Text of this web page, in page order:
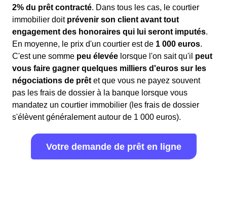
2% du prêt contracté. Dans tous les cas, le courtier
immobilier doit prévenir son client avant tout
engagement des honoraires qui lui seront imputés.
En moyenne, le prix d'un courtier est de 1 000 euros.
C'est une somme peu élevée lorsque l'on sait qu'il peut
vous faire gagner quelques milliers d'euros sur les
négociations de prêt et que vous ne payez souvent
pas les frais de dossier à la banque lorsque vous
mandatez un courtier immobilier (les frais de dossier
s'élèvent généralement autour de 1 000 euros).
Votre demande de prêt en ligne